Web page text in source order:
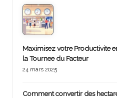
Maximisez votre Productivite
la Tournee du Facteur
24 mars 2025
Comment convertir des